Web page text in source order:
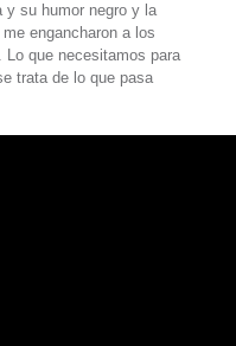
y su humor negro y la
engancharon a los
que necesitamos para
trata de lo que pasa